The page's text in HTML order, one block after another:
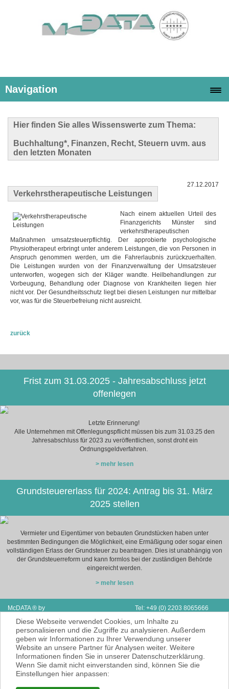
Navigation
Hier finden Sie alles Wissenswerte zum Thema:
Buchhaltung*, Finanzen, Recht, Steuern uvm. aus
den letzten Monaten
Verkehrstherapeutische Leistungen
27.12.2017
Nach einem aktuellen Urteil des
Finanzgerichts Münster sind
verkehrstherapeutischen
Maßnahmen umsatzsteuerpflichtig. Der approbierte psychologische
Physiotherapeut erbringt unter anderem Leistungen, die von Personen in
Anspruch genommen werden, um die Fahrerlaubnis zurückzuerhalten.
Die Leistungen wurden von der Finanzverwaltung der Umsatzsteuer
unterworfen, wogegen sich der Kläger wandte. Heilbehandlungen zur
Vorbeugung, Behandlung oder Diagnose von Krankheiten liegen hier
nicht vor. Der Gesundheitsschutz liegt bei diesen Leistungen nur mittelbar
vor, was für die Steuerbefreiung nicht ausreicht.
zurück
Frist zum 31.03.2025 - Jahresabschluss jetzt
offenlegen
Letzte Erinnerung!
Alle Unternehmen mit Offenlegungspflicht müssen bis zum 31.03.25 den
Jahresabschluss für 2023 zu veröffentlichen, sonst droht ein
Ordnungsgeldverfahren.
> mehr lesen
Grundsteuererlass für 2024: Antrag bis 31. März
2025 stellen
Vermieter und Eigentümer von bebauten Grundstücken haben unter
bestimmten Bedingungen die Möglichkeit, eine Ermäßigung oder sogar einen
vollständigen Erlass der Grundsteuer zu beantragen. Dies ist unabhängig von
der Grundsteuerreform und kann formlos bei der zuständigen Behörde
eingereicht werden.
> mehr lesen
McDATA ® by
P.O. Box 2410 | Ras Al Kaimah
Tel: +49 (0) 2203 8065666
E-Mail:info@mcdata.de
McDATA ist eine sehr gute Alternative zu
Ihrem Steuerberater zur Erbringung der
laufenden Finanz- und Lohnbuchhaltung*.
* = Erbracht werden nur Dienstleistungen
gemäß § 6 Nr. 3+4 Steuerberatungsgesetz
Diese Webseite verwendet Cookies, um Inhalte zu
personalisieren und die Zugriffe zu analysieren. Außerdem
geben wir Informationen zu Ihrer Verwendung unserer
Website an unsere Partner für Analysen weiter. Weitere
Informationen finden Sie in unserer Datenschutzerklärung.
Wenn Sie damit nicht einverstanden sind, können Sie die
Einstellungen hier anpassen: